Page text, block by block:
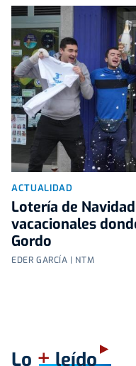
ACTUALIDAD
Lotería de
vacacionales
Gordo
EDER GARCÍA | NTM
Lo +leído